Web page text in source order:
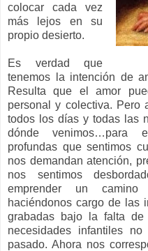
colocar cada vez
más lejos en su
propio desierto.
Es verdad que
tenemos la intención de
Resulta que el amor
personal y colectiva. Pero
todos los días y todas las
dónde venimos…para
profundas que sentimos
nos demandan atención,
nos sentimos
emprender un camino
haciéndonos cargo de las
grabadas bajo la falta
necesidades infantiles
pasado. Ahora nos